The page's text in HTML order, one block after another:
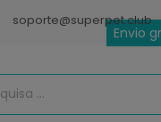
soporte@superpet.club
Envio